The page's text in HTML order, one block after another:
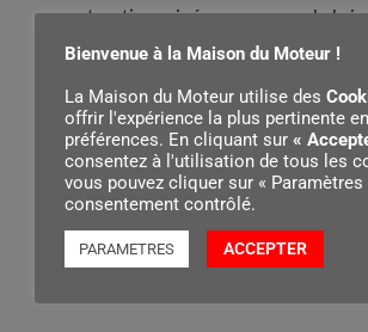
construction minéraux, comme la
BA, d’un diamètre de 400 mm, est
les découpeuses à disque suivantes :
Contenu par
Bienvenue à la Maison du Moteur !
La Maison du Moteur utilise des
offrir l'expérience la plus pertinente
préférences. En cliquant sur «
consentez à l'utilisation de tous les
vous pouvez cliquer sur «
consentement contrôlé.
PARAMETRES ACCEPTER